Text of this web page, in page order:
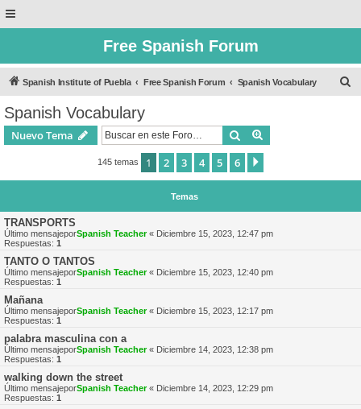
Free Spanish Forum
Spanish Institute of Puebla Free Spanish Forum Spanish Vocabulary
Spanish Vocabulary
Nuevo Tema Buscar
145 temas 1 2 3 4 5 6
Temas
TRANSPORTS
Último mensajeporSpanish Teacher« Diciembre 15, 2023, 12:47 pm
Respuestas: 1
TANTO O TANTOS
Último mensajeporSpanish Teacher« Diciembre 15, 2023, 12:40 pm
Respuestas: 1
Mañana
Último mensajeporSpanish Teacher« Diciembre 15, 2023, 12:17 pm
Respuestas: 1
palabra masculina con a
Último mensajeporSpanish Teacher« Diciembre 14, 2023, 12:38 pm
Respuestas: 1
walking down the street
Último mensajeporSpanish Teacher« Diciembre 14, 2023, 12:29 pm
Respuestas: 1